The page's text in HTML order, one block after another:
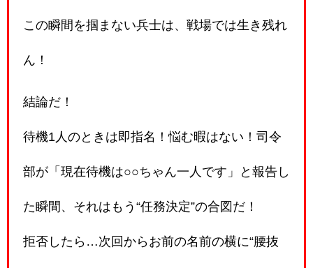
この瞬間を掴まない兵士は、戦場では生き残れ
ん！
結論だ！
待機1人のときは即指名！悩む暇はない！司令
部が「現在待機は○○ちゃん一人です」と報告し
た瞬間、それはもう“任務決定”の合図だ！
拒否したら…次回からお前の名前の横に“腰抜